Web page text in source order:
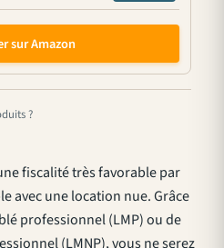
sur Amazon
?
fiscalité très favorable par
avec une location nue. Grâce
professionnel (LMP) ou de
(LMNP), vous ne serez